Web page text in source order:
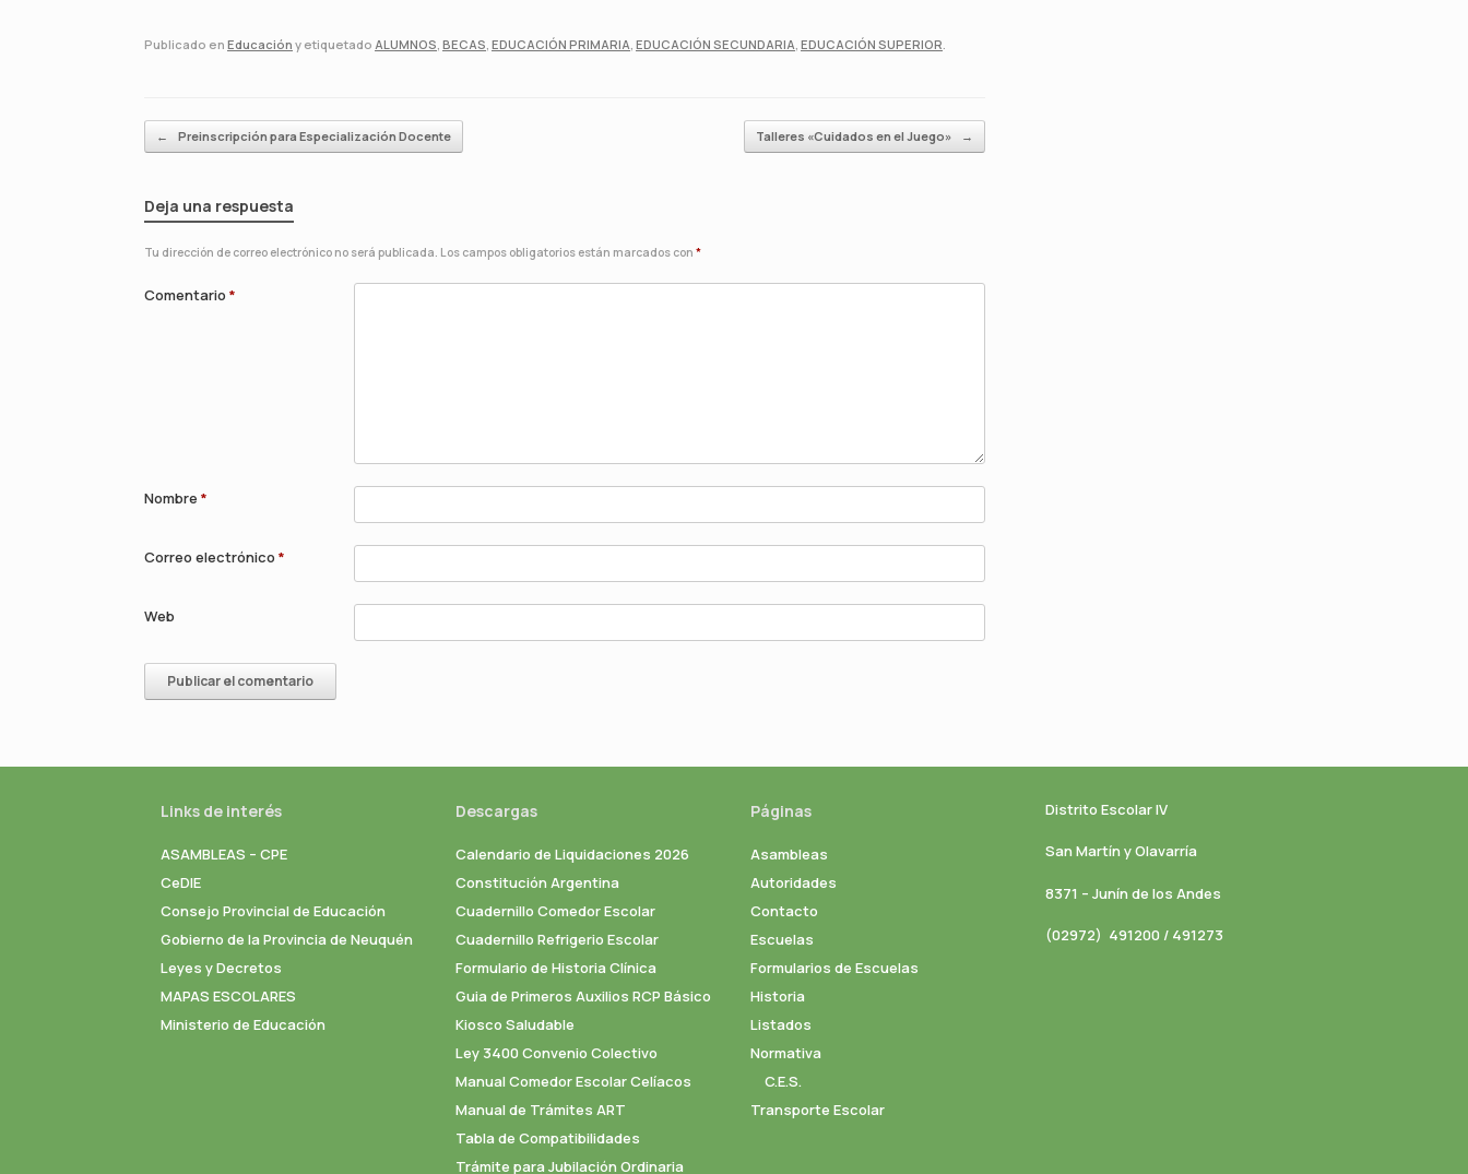
Publicado en Educación y etiquetado ALUMNOS BECAS EDUCACIÓN PRIMARIA EDUCACIÓN SECUNDARIA EDUCACIÓN SUPERIOR
Navegador de artículos
← Preinscripción para Especialización Docente Talleres «Cuidados en el Juego» →
Deja una respuesta
Tu dirección de correo electrónico no será publicada. Los campos obligatorios están marcados con *
Comentario *
Nombre *
Correo electrónico *
Web
Links de interés
ASAMBLEAS – CPE
CeDIE
Consejo Provincial de Educación
Gobierno de la Provincia de Neuquén
Leyes y Decretos
MAPAS ESCOLARES
Ministerio de Educación
Descargas
Calendario de Liquidaciones 2026
Constitución Argentina
Cuadernillo Comedor Escolar
Cuadernillo Refrigerio Escolar
Formulario de Historia Clínica
Guia de Primeros Auxilios RCP Básico
Kiosco Saludable
Ley 3400 Convenio Colectivo
Manual Comedor Escolar Celíacos
Manual de Trámites ART
Tabla de Compatibilidades
Trámite para Jubilación Ordinaria
Páginas
Asambleas
Autoridades
Contacto
Escuelas
Formularios de Escuelas
Historia
Listados
Normativa
C.E.S.
Transporte Escolar
Distrito Escolar IV
San Martín y Olavarría
8371 – Junín de los Andes
(02972) 491200 / 491273